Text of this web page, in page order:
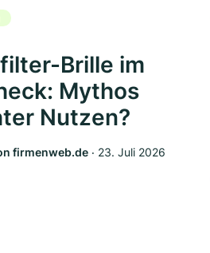
Brille im
Mythos
Nutzen?
firmenweb.de ‧ 23. Juli 2026